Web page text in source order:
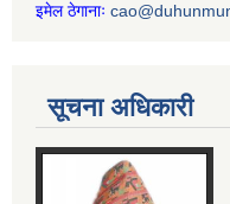
इमेल ठेगानाः
सूचना अधिकारी